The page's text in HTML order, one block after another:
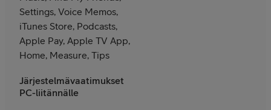
Settings, Voice Memos,
iTunes Store, Podcasts,
Apple Pay, Apple TV App,
Home, Measure, Tips
Järjestelmävaatimukset
PC-liitännälle